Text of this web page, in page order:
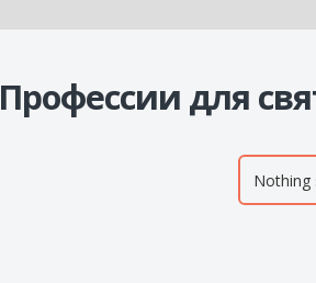
Профессии для
Nothing